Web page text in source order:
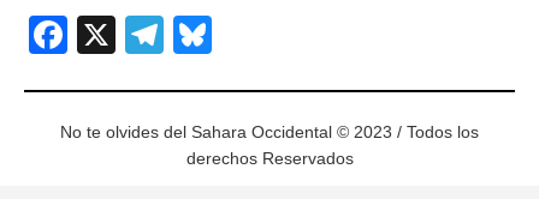
Facebook
X Telegram
No te olvides del Sahara Occidental © 2023 / Todos los
derechos Reservados